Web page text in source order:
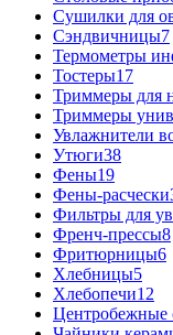
Сушилки для
Сэндвичницы7
Термометры
Тостеры17
Триммеры для
Триммеры
Увлажнители
Утюги38
Фены19
Фены-расчески
Фильтры для
Френч-прессы8
Фритюрницы6
Хлебницы5
Хлебопечи12
Центробежные